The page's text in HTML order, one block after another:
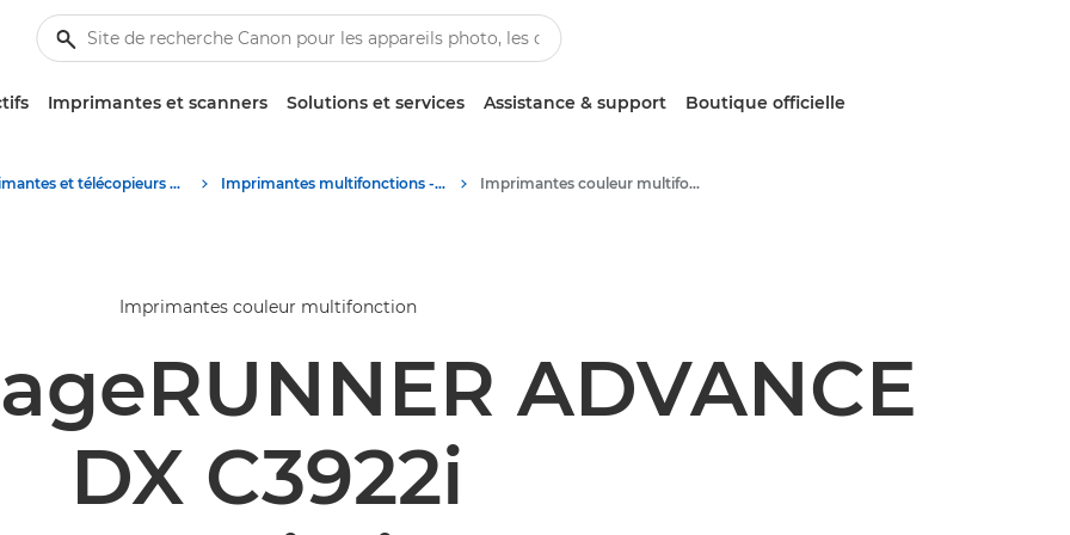
Imprimantes et scanners Solutions et services Assistance & support Boutique officielle
Imprimantes et télécopieurs professionnels Imprimantes multifonctions - Multifonctions Imprimantes couleur multifonction
Imprimantes couleur multifonction
ADVANCE
DX C3922i